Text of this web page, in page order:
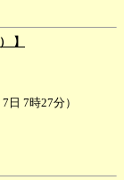
】
日 7時27分）